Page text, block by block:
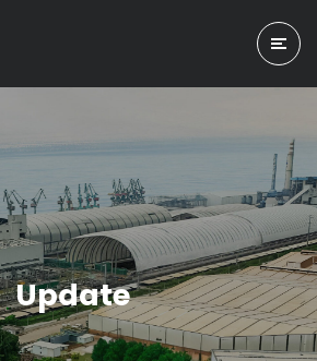
Update